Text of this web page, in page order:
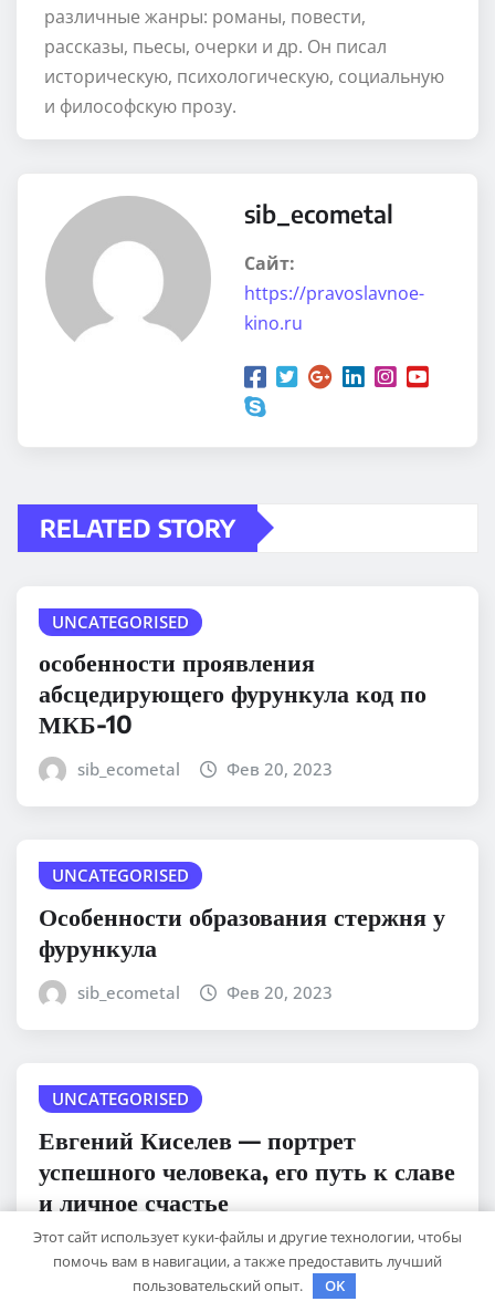
различные жанры: романы, повести,
рассказы, пьесы, очерки и др. Он писал
историческую, психологическую, социальную
и философскую прозу.
sib_ecometal
Сайт:
https://pravoslavnoe-
kino.ru
RELATED STORY
UNCATEGORISED
особенности проявления
абсцедирующего фурункула код по
МКБ-10
sib_ecometal Фев 20, 2023
UNCATEGORISED
Особенности образования стержня у
фурункула
sib_ecometal Фев 20, 2023
UNCATEGORISED
Евгений Киселев — портрет
успешного человека, его путь к славе
и личное счастье
sib_ecometal Фев 20, 2023
Этот сайт использует куки-файлы и другие технологии, чтобы
помочь вам в навигации, а также предоставить лучший
пользовательский опыт.
OK